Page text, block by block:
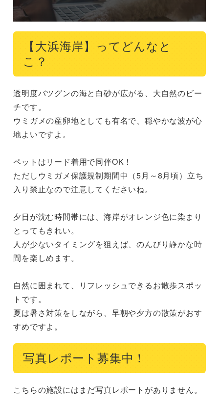
【大浜海岸】ってどんなと
こ？
透明度バツグンの海と白砂が広がる、大自然のビー
チです。
ウミガメの産卵地としても有名で、穏やかな波が心
地よいですよ。
ペットはリード着用で同伴OK！
ただしウミガメ保護規制期間中（5月～8月頃）立ち
入り禁止なので注意してくださいね。
夕日が沈む時間帯には、海岸がオレンジ色に染まり
とってもきれい。
人が少ないタイミングを狙えば、のんびり静かな時
間を楽しめます。
自然に囲まれて、リフレッシュできるお散歩スポッ
トです。
夏は暑さ対策をしながら、早朝や夕方の散策がおす
すめですよ。
写真レポート募集中！
こちらの施設にはまだ写真レポートがありません。